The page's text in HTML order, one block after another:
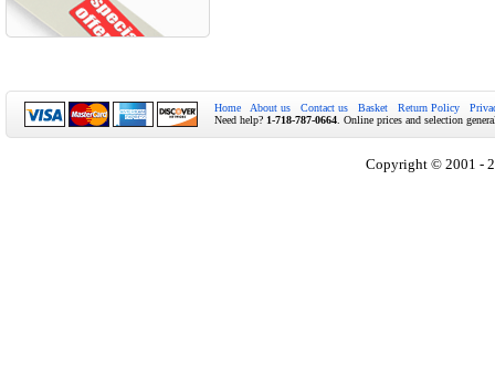
Home About us Contact us Basket Return Policy
Need help? 1-718-787-0664 . Online prices and selection
Copyright © 2001 -